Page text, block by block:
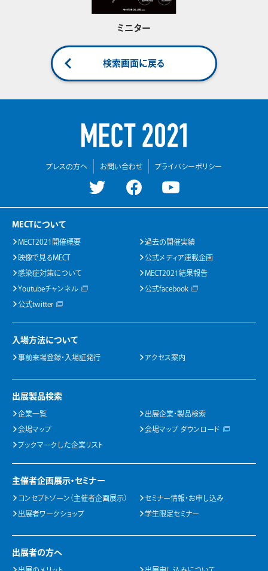
ミニター
検索画面に戻る
プレスの方へ お問い合わせ プライバシーポリシー
MECTについて
MECT2021開催概要 過去の開催実績
映像で見るMECT 公式メディア連載企画
感染症対策について MECT2021結果報告
Youtubeチャンネル 公式facebook
公式twitter
入場方法について
事前来場登録・入場証発行 アクセス案内
出展製品検索
企業一覧 出展企業・製品検索
会場マップ 会場マップ ダウンロード
ブックマークした企業リスト
主催者企画展示・セミナー
コンセプトゾーン（主催者企画展示） セミナー情報・お申し込み
出展者ワークショップ 学生限定セミナー
出展者の方へ